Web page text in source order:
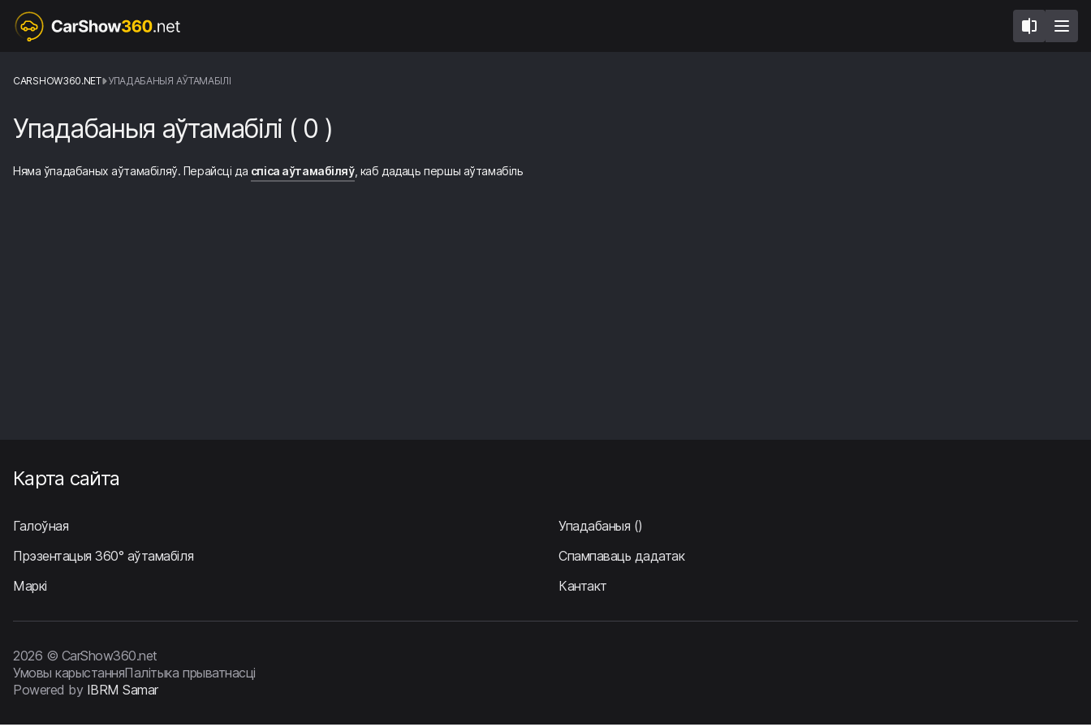
CARSHOW360.NET УПАДАБАНЫЯ АЎТАМАБІЛІ
Упадабаныя аўтамабілі ( 0 )
Няма ўпадабаных аўтамабіляў. Перайсці да cпіса аўтамабіляў, каб дадаць першы аўтамабіль
Карта сайта
Галоўная Упадабаныя ()
Прэзентацыя 360° аўтамабіля
Спампаваць дадатак
Маркі
Кантакт
2026 © CarShow360.net
Умовы карыстанняПалітыка прыватнасці
Powered by IBRM Samar